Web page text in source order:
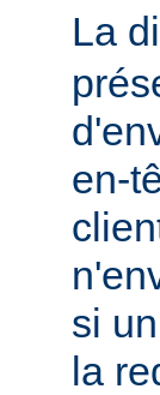
La
en-
si
la